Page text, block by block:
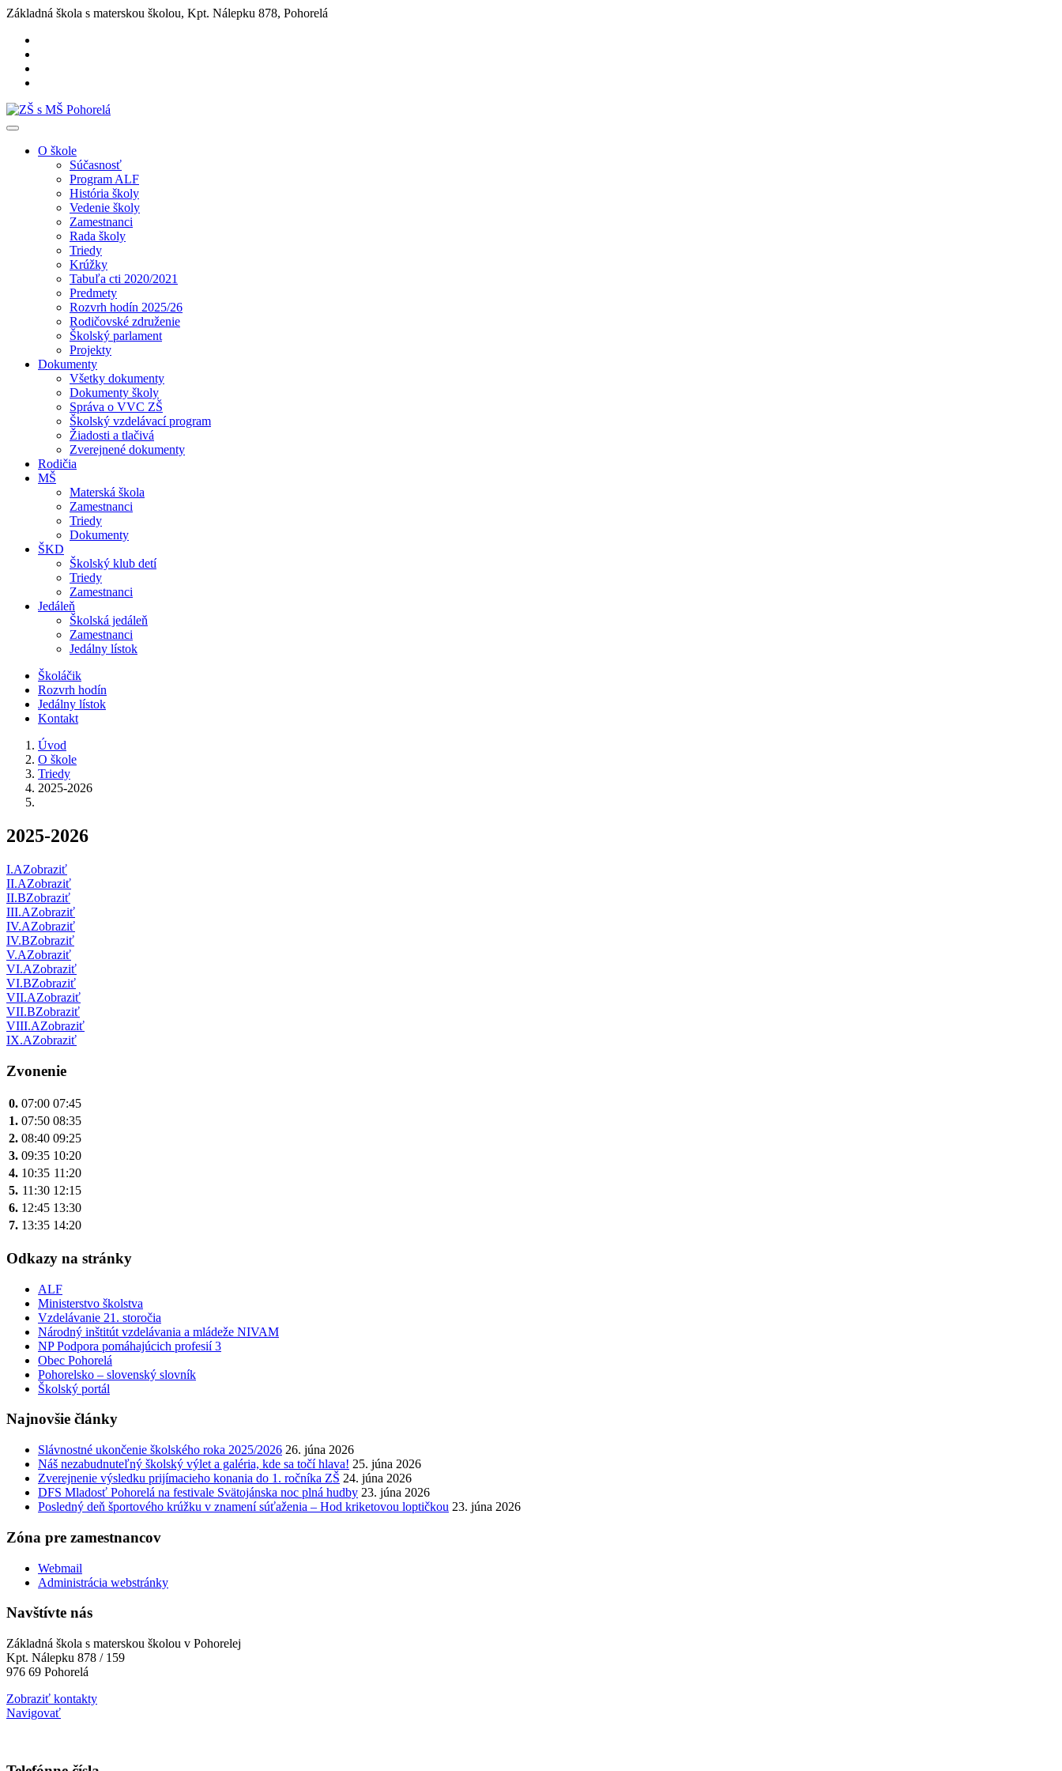
Základná škola s materskou školou, Kpt. Nálepku 878, Pohorelá
O škole
Súčasnosť
Program ALF
História školy
Vedenie školy
Zamestnanci
Rada školy
Triedy
Krúžky
Tabuľa cti 2020/2021
Predmety
Rozvrh hodín 2025/26
Rodičovské združenie
Školský parlament
Projekty
Dokumenty
Všetky dokumenty
Dokumenty školy
Správa o VVC ZŠ
Školský vzdelávací program
Žiadosti a tlačivá
Zverejnené dokumenty
Rodičia
MŠ
Materská škola
Zamestnanci
Triedy
Dokumenty
ŠKD
Školský klub detí
Triedy
Zamestnanci
Jedáleň
Školská jedáleň
Zamestnanci
Jedálny lístok
Školáčik
Rozvrh hodín
Jedálny lístok
Kontakt
Úvod
O škole
Triedy
2025-2026
2025-2026
I.AZobraziť
II.AZobraziť
II.BZobraziť
III.AZobraziť
IV.AZobraziť
IV.BZobraziť
V.AZobraziť
VI.AZobraziť
VI.BZobraziť
VII.AZobraziť
VII.BZobraziť
VIII.AZobraziť
IX.AZobraziť
Zvonenie
0. 07:00 07:45
1. 07:50 08:35
2. 08:40 09:25
3. 09:35 10:20
4. 10:35 11:20
5. 11:30 12:15
6. 12:45 13:30
7. 13:35 14:20
Odkazy na stránky
ALF
Ministerstvo školstva
Vzdelávanie 21. storočia
Národný inštitút vzdelávania a mládeže NIVAM
NP Podpora pomáhajúcich profesií 3
Obec Pohorelá
Pohorelsko – slovenský slovník
Školský portál
Najnovšie články
Slávnostné ukončenie školského roka 2025/2026 26. júna 2026
Náš nezabudnuteľný školský výlet a galéria, kde sa točí hlava! 25. júna 2026
Zverejnenie výsledku prijímacieho konania do 1. ročníka ZŠ 24. júna 2026
DFS Mladosť Pohorelá na festivale Svätojánska noc plná hudby 23. júna 2026
Posledný deň športového krúžku v znamení súťaženia – Hod kriketovou loptičkou 23. júna 2026
Zóna pre zamestnancov
Webmail
Administrácia webstránky
Navštívte nás
Základná škola s materskou školou v Pohorelej
Kpt. Nálepku 878 / 159
976 69 Pohorelá
Zobraziť kontakty
Navigovať